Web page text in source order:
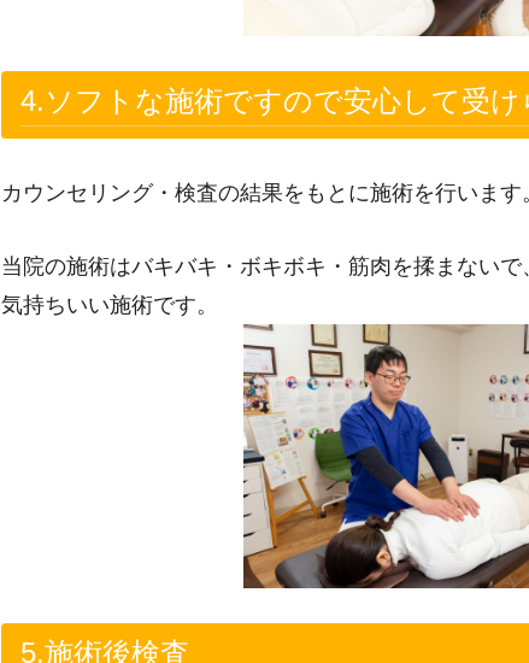
4.ソフトな施術ですので安心して受け
カウンセリング・検査の結果をもとに施術を行います
当院の施術はバキバキ・ボキボキ・筋肉を揉まない
気持ちいい施術です。
5.施術後検査